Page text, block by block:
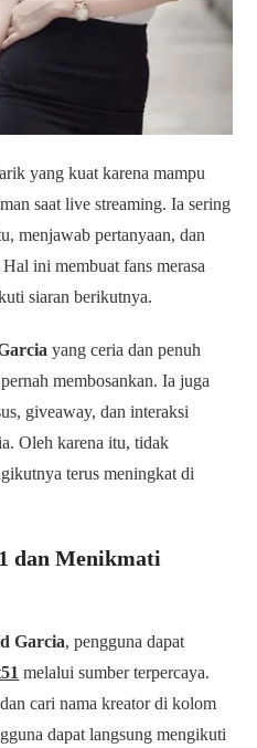
yang kuat karena mampu
saat live streaming. Ia sering
menjawab pertanyaan, dan
ini membuat fans merasa
siaran berikutnya.
yang ceria dan penuh
membosankan. Ia juga
giveaway, dan interaksi
Oleh karena itu, tidak
terus meningkat di
dan Menikmati
Garcia, pengguna dapat
melalui sumber terpercaya.
cari nama kreator di kolom
dapat langsung mengikuti